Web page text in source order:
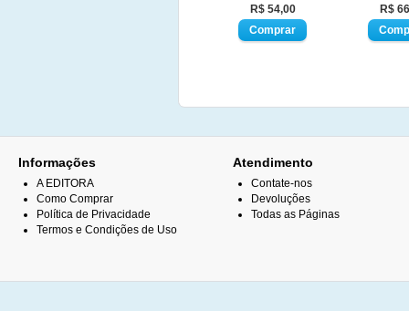
R$ 54,00
R$
Informações
A EDITORA
Como Comprar
Política de Privacidade
Termos e Condições de Uso
Atendimento
Contate-nos
Devoluções
Todas as Páginas